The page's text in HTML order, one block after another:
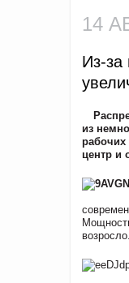
14
Из-за
из
рабочих
центр и